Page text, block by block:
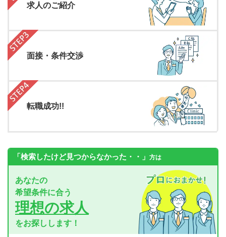
求人のご紹介
面接・条件交渉
転職成功!!
「検索したけど見つからなかった・・」 方は
あなたの
希望条件に合う
理想の求人
をお探しします！